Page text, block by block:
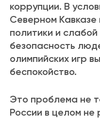
коррупции. В
Северном Кавказе
политики и
безопасность
олимпийских игр
беспокойство.
Это проблема не
России в целом не